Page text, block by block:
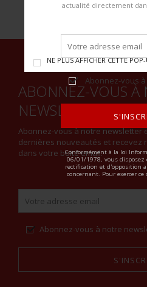
actualité directement
Abonnez-vous
Conformément à la loi
06/01/1978, vous disposez
rectification et d'opposition
concernant. Pour exercer
NE PLUS AFFICHER CETTE
ABONNEZ-VOUS À
NEWSLETTER
Abonnez-vous à notre newsletter
dernières nouveautés et recevez
dans votre boite email.
Abonnez-vous à notre